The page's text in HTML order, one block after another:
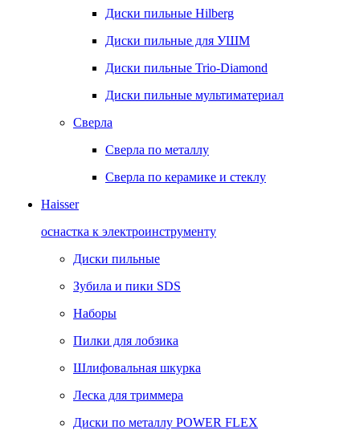
Диски пильные Hilberg
Диски пильные для УШМ
Диски пильные Trio-Diamond
Диски пильные мультиматериал
Сверла
Сверла по металлу
Сверла по керамике и стеклу
Haisser
оснастка к электроинструменту
Диски пильные
Зубила и пики SDS
Наборы
Пилки для лобзика
Шлифовальная шкурка
Леска для триммера
Диски по металлу POWER FLEX